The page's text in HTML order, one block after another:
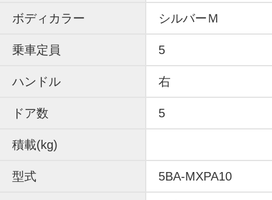
ボディカラー シルバーＭ
乗車定員 5
ハンドル 右
ドア数 5
積載(kg)
型式 5BA-MXPA10